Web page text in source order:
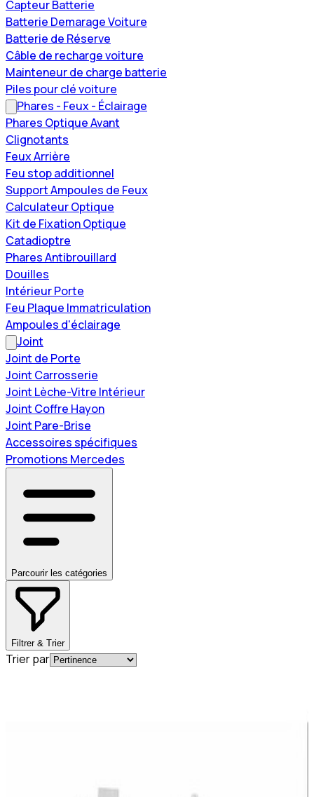
Capteur Batterie
Batterie Demarage Voiture
Batterie de Réserve
Câble de recharge voiture
Mainteneur de charge batterie
Piles pour clé voiture
Phares - Feux - Éclairage
Phares Optique Avant
Clignotants
Feux Arrière
Feu stop additionnel
Support Ampoules de Feux
Calculateur Optique
Kit de Fixation Optique
Catadioptre
Phares Antibrouillard
Douilles
Intérieur Porte
Feu Plaque Immatriculation
Ampoules d'éclairage
Joint
Joint de Porte
Joint Carrosserie
Joint Lèche-Vitre Intérieur
Joint Coffre Hayon
Joint Pare-Brise
Accessoires spécifiques
Promotions Mercedes
Parcourir les catégories
Filtrer & Trier
Trier par